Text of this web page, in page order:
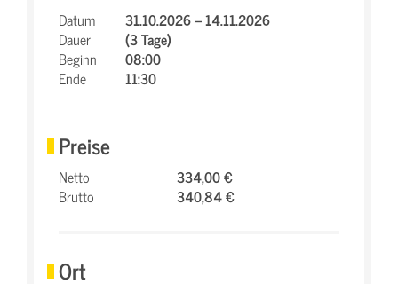
Datum
31.10.2026 – 14.11.2026
Dauer
(3 Tage)
Beginn
08:00
Ende
11:30
Preise
Netto
334,00 €
Brutto
340,84 €
Ort